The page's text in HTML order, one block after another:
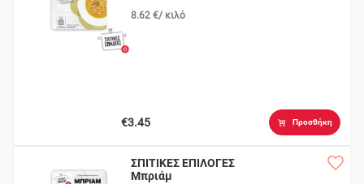
8.62 €/ κιλό
€3.45 Προσθήκη
ΣΠΙΤΙΚΕΣ ΕΠΙΛΟΓΕΣ
Μπριάμ